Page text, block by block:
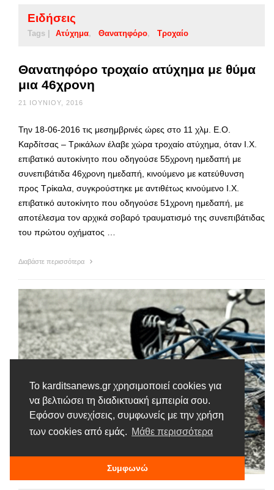
Το karditsanews.gr χρησιμοποιεί cookies για
να βελτιώσει τη διαδικτυακή εμπειρία σου.
Εφόσον συνεχίσεις, συμφωνείς με την χρήση
των cookies από εμάς. Μάθε περισσότερα
Συμφωνώ
Ειδήσεις
Tags | Ατύχημα Θανατηφόρο Τροχαίο
Θανατηφόρο τροχαίο ατύχημα με θύμα
μια 46χρονη
21 ΙΟΥΝΊΟΥ, 2016
Την 18-06-2016 τις μεσημβρινές ώρες στο 11 χλμ. Ε.Ο.
Καρδίτσας – Τρικάλων έλαβε χώρα τροχαίο ατύχημα, όταν Ι.Χ.
επιβατικό αυτοκίνητο που οδηγούσε 55χρονη ημεδαπή με
συνεπιβάτιδα 46χρονη ημεδαπή, κινούμενο με κατεύθυνση
προς Τρίκαλα, συγκρούστηκε με αντιθέτως κινούμενο Ι.Χ.
επιβατικό αυτοκίνητο που οδηγούσε 51χρονη ημεδαπή, με
αποτέλεσμα τον αρχικά σοβαρό τραυματισμό της συνεπιβάτιδας
του πρώτου οχήματος …
Διαβάστε περισσότερα